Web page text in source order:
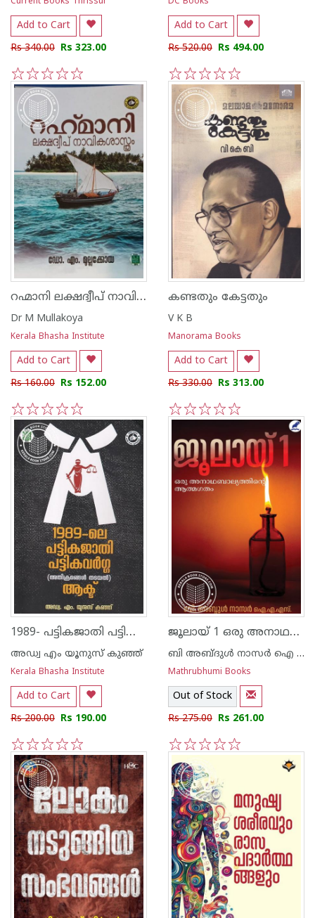
Add to Cart
Rs 340.00 Rs 323.00
5
4
3
2
1
Add to Cart
Rs 520.00 Rs 494.00
5
4
3
2
1
റഹ്മാനി ലക്ഷദ്വീപ് നാവികശാസ്ത്രം
Dr M Mullakoya
Kerala Bhasha Institute
Add to Cart
Rs 160.00 Rs 152.00
5
4
3
2
1
കണ്ടതും കേട്ടതും
V K B
Manorama Books
Add to Cart
Rs 330.00 Rs 313.00
5
4
3
2
1
1989- പട്ടികജാതി പട്ടികവർഗ്ഗ -അതിക്രമങ്ങൾ തടയൽ- ആക്ട്
അഡ്വ എം യൂനുസ് കുഞ്ഞ്
Kerala Bhasha Institute
Add to Cart
Rs 200.00 Rs 190.00
5
4
3
2
1
ജൂലായ് 1 ഒരു അനാഥബാല്യത്തിന്റെ ആത്മഗതം
ബി അബ്ദുള്‍ നാസര്‍ ഐ എ എസ്
Mathrubhumi Books
Out of Stock
Rs 275.00 Rs 261.00
5
4
3
2
1